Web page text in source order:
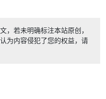
，若未明确标注本站原创，
为内容侵犯了您的权益，请